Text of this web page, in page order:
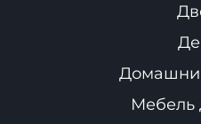
Мебель